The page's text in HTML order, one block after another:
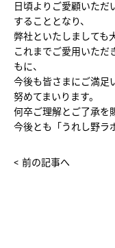
日頃よりご愛顧いただ
することとなり、
弊社といたしましても
これまでご愛用いただ
もに、
今後も皆さまにご満足
努めてまいります。
何卒ご理解とご了承を
今後とも「うれし野ラ
< 前の記事へ